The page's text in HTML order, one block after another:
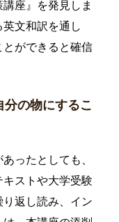
座』を発見しま
文和訳を通し
ができると確信
の物にするこ
ったとしても、
ストや大学受験
返し読み、イン